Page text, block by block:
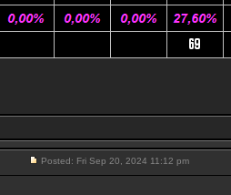
Posted: Fri Sep 20, 2024 11:12 pm